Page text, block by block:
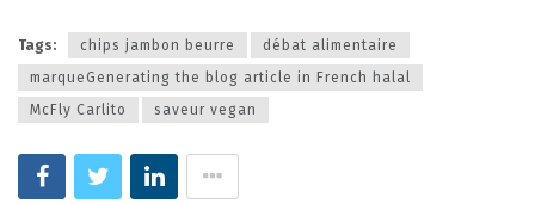
Tags: chips jambon beurre
débat alimentaire
marqueGenerating the blog article in French halal
McFly Carlito
saveur vegan